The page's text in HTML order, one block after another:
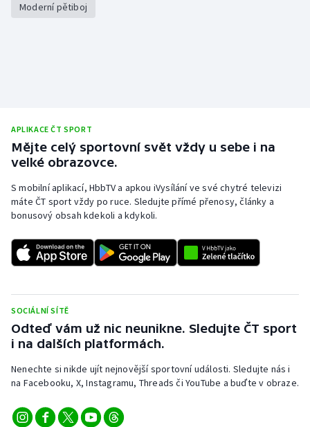
Moderní pětiboj
APLIKACE ČT SPORT
Mějte celý sportovní svět vždy u sebe i na
velké obrazovce.
S mobilní aplikací, HbbTV a apkou iVysílání ve své chytré televizi
máte ČT sport vždy po ruce. Sledujte přímé přenosy, články a
bonusový obsah kdekoli a kdykoli.
SOCIÁLNÍ SÍTĚ
Odteď vám už nic neunikne. Sledujte ČT sport
i na dalších platformách.
Nenechte si nikde ujít nejnovější sportovní události. Sledujte nás i
na Facebooku, X, Instagramu, Threads či YouTube a buďte v obraze.